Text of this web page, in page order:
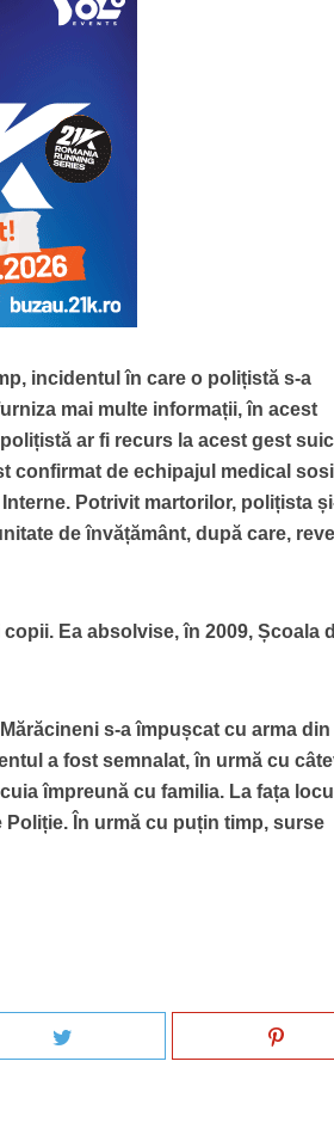
incidentul în care o polițistă s-a
mai multe informații, în acest
ar fi recurs la acest gest
confirmat de echipajul medical
Potrivit martorilor, polițista
de învățământ, după care,
Ea absolvise, în 2009, Școala
s-a împușcat cu arma din
a fost semnalat, în urmă cu
împreună cu familia. La fața
În urmă cu puțin timp, surse